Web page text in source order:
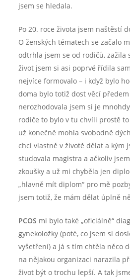
jsem se hledala.
Po 20. roce života jsem naštěstí
O ženských tématech se začalo
odtrhla jsem se od rodičů, zažila
život jsem si asi poprvé řídila
nejvíce formovalo – i když bylo
doma bylo totiž dost věcí
nerozhodovala jsem si je
rodiče to bylo v tu chvíli prostě
už konečně mohla svobodně
chci vlastně v životě dělat a kým
studovala magistra a ačkoliv
zkoušky a už mi chyběla jen
„hlavně mít diplom“ pro mě
jsem totiž, že mám dělat úplně
PCOS mi bylo také „oficiálně“
gynekoložky (poté, co jsem si
vyšetření) a já s tím chtěla něco
na nějakou organizaci narazila
život být o trochu lepší. A tak